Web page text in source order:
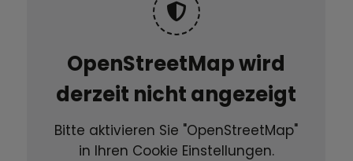
OpenStreetMap wird
derzeit nicht angezeigt
Bitte aktivieren Sie "OpenStreetMap"
in Ihren Cookie Einstellungen.